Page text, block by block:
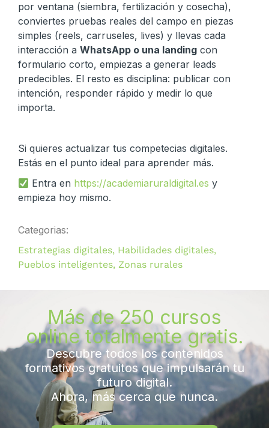
por ventana (siembra, fertilización y cosecha),
conviertes pruebas reales del campo en piezas
simples (reels, carruseles, lives) y llevas cada
interacción a WhatsApp o una landing con
formulario corto, empiezas a generar leads
predecibles. El resto es disciplina: publicar con
intención, responder rápido y medir lo que
importa.
Si quieres actualizar tus competecias digitales.
Estás en el punto ideal para aprender más.
Entra en https://academiaruraldigital.es y
empieza hoy mismo.
Categorias:
Estrategias digitales, Habilidades digitales,
Pueblos inteligentes, Zonas rurales
Más de 250 cursos
online totalmente gratis.
Descubre todos los contenidos
formativos gratuitos que impulsarán tu
futuro digital.
Ahora, más cerca que nunca.